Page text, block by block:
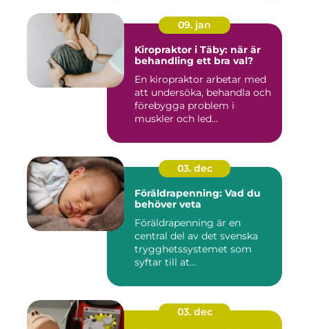
09. jan
Kiropraktor i Täby: när är
behandling ett bra val?
En kiropraktor arbetar med
att undersöka, behandla och
förebygga problem i
muskler och led...
03. dec
Föräldrapenning: Vad du
behöver veta
Föräldrapenning är en
central del av det svenska
trygghetssystemet som
syftar till at...
03. dec